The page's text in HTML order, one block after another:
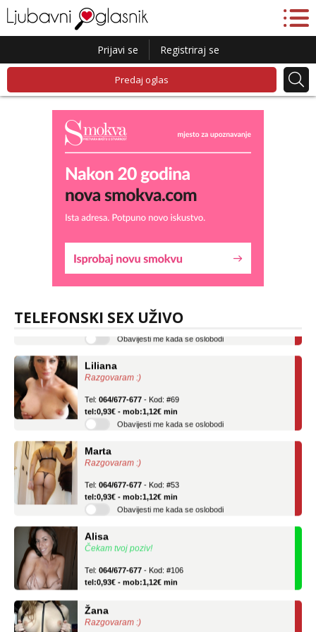
Prijavi se Registriraj se
Predaj oglas
TELEFONSKI SEX UŽIVO
tel:0,93€ - mob:1,12€ min
Razgovaram :)
tel:0,93€ - mob:1,12€ min
Obavijesti me kada se oslobodi
Razgovaram :)
tel:0,93€ - mob:1,12€ min
Obavijesti me kada se oslobodi
Čekam tvoj poziv!
tel:0,93€ - mob:1,12€ min
Razgovaram :)